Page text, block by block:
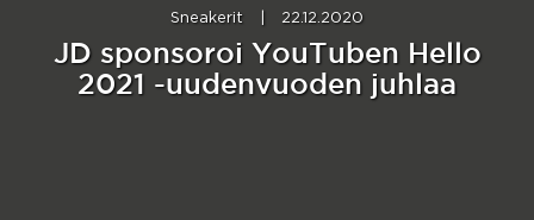
Sneakerit 22.12.2020
JD sponsoroi YouTuben Hello
2021 -uudenvuoden juhlaa